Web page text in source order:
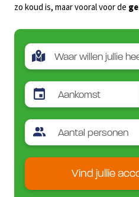
zo koud is, maar vooral voor de
Vind jullie